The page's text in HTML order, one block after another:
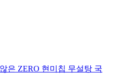
은 ZERO 현미칩 무설탕 국